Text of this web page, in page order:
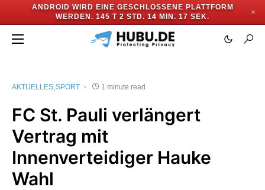
ANDROID WIRD EINE GESCHLOSSENE PLATTFORM
WERDEN. 145 T 2 STD. 14 MIN. 17 SEK.
✕
AKTUELLES SPORT 1 minute read
FC St. Pauli verlängert
Vertrag mit
Innenverteidiger Hauke
Wahl